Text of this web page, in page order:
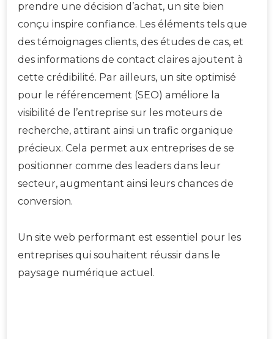
prendre une décision d’achat, un site bien
conçu inspire confiance. Les éléments tels que
des témoignages clients, des études de cas, et
des informations de contact claires ajoutent à
cette crédibilité. Par ailleurs, un site optimisé
pour le référencement (SEO) améliore la
visibilité de l’entreprise sur les moteurs de
recherche, attirant ainsi un trafic organique
précieux. Cela permet aux entreprises de se
positionner comme des leaders dans leur
secteur, augmentant ainsi leurs chances de
conversion.
Un site web performant est essentiel pour les
entreprises qui souhaitent réussir dans le
paysage numérique actuel.